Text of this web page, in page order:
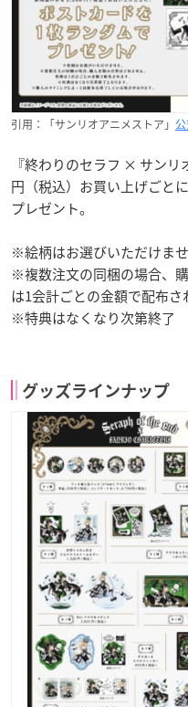
引用：「サンリオアニメストア」
『終わりのセラフ × サン
円（税込）お買い上げごと
プレゼント。
※絵柄はお選びいただけま
※複数注文の同梱の場合、
は1会計ごとの金額で配布さ
※特典はなくなり次第終了
グッズラインナップ